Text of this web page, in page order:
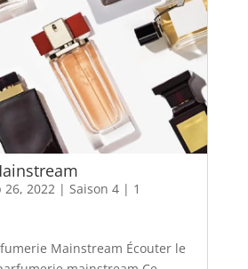
26, 2022| Saison 4| 1
Mainstream Écouter le